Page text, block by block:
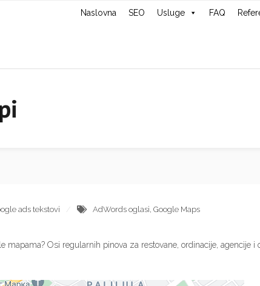
Naslovna SEO Usluge FAQ
ads tekstovi AdWords oglasi, Google Maps
mapama? Osi regularnih pinova za restovane, ordinacije, agencije